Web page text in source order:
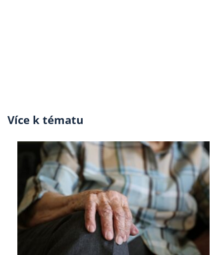
Více k tématu